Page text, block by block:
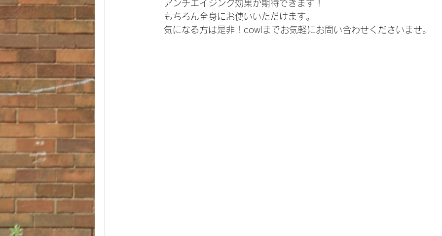
アンチエイジング効果が期待できます！
もちろん全身にお使いいただけます。
気になる方は是非！cowlまでお気軽にお問い合わせくださいませ。